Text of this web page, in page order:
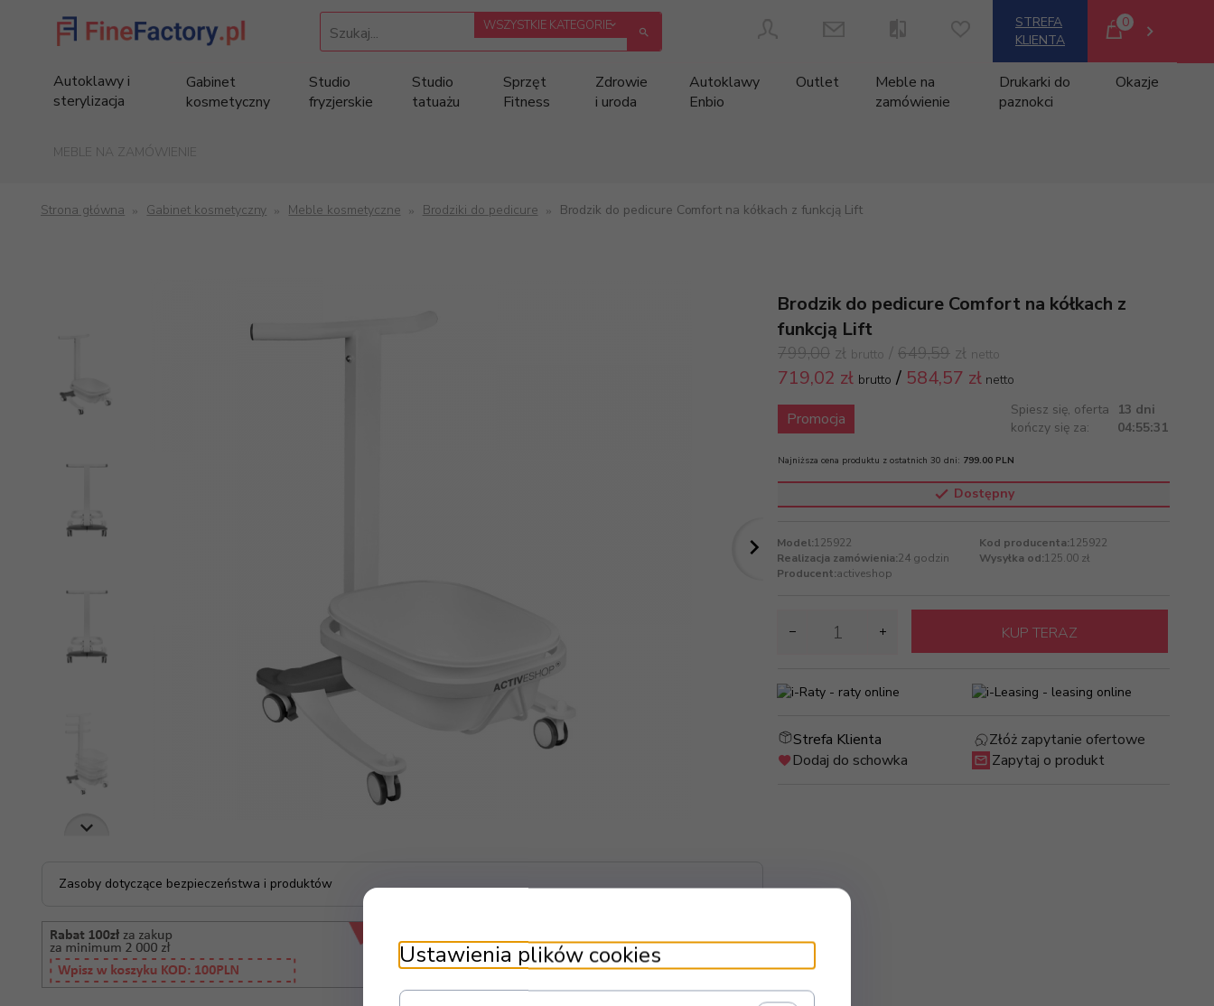
Szukaj...
categories_searcher
WSZYSTKIE KATEGORIE
STREFA
KLIENTA
0
Autoklawy i
sterylizacja
Gabinet
kosmetyczny
Studio
fryzjerskie
Studio
tatuażu
Sprzęt
Fitness
Zdrowie
i uroda
Autoklawy
Enbio
Outlet
Meble na
zamówienie
Drukarki do
paznokci
Okazje
MEBLE NA ZAMÓWIENIE
Strona główna Gabinet kosmetyczny Meble kosmetyczne Brodziki do pedicure Brodzik do pedicure Comfort na kółkach z funkcją Lift
Zasoby dotyczące bezpieczeństwa i produktów
Brodzik do pedicure Comfort na kółkach z
funkcją Lift
799,00 zł brutto / 649,59 zł netto
719,02 zł brutto / 584,57 zł netto
Promocja
Spiesz się, oferta
kończy się za:
13 dni
04:55:31
Najniższa cena produktu z ostatnich 30 dni: 799.00 PLN
Dostępny
Model:125922 Kod producenta:125922
Realizacja zamówienia:24 godzin Wysyłka od:125.00 zł
Producent:activeshop
KUP TERAZ
Strefa Klienta
Złóż zapytanie ofertowe
Dodaj do schowka
Zapytaj o produkt
Ustawienia plików cookies